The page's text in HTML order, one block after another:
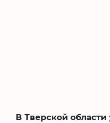
В Тверской